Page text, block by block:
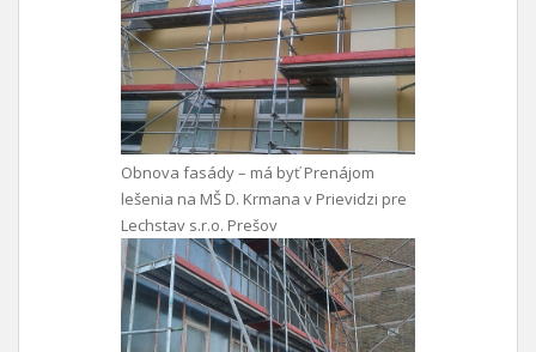
Obnova fasády – má byť Prenájom
lešenia na MŠ D. Krmana v Prievidzi pre
Lechstav s.r.o. Prešov